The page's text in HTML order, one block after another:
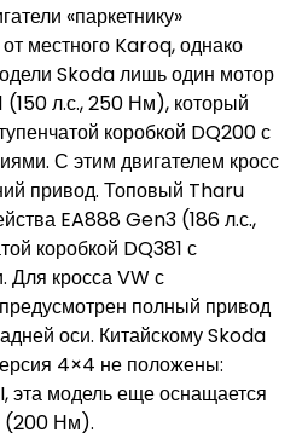
«паркетнику»
местного Karoq, однако
Skoda лишь один мотор
(150 л.с., 250 Нм), который
коробкой DQ200 с
С этим двигателем кросс
привод. Топовый Tharu
EA888 Gen3 (186 л.с.,
коробкой DQ381 с
Для кросса VW с
полный привод
оси. Китайскому Skoda
4×4 не положены:
эта модель еще оснащается
(200 Нм).